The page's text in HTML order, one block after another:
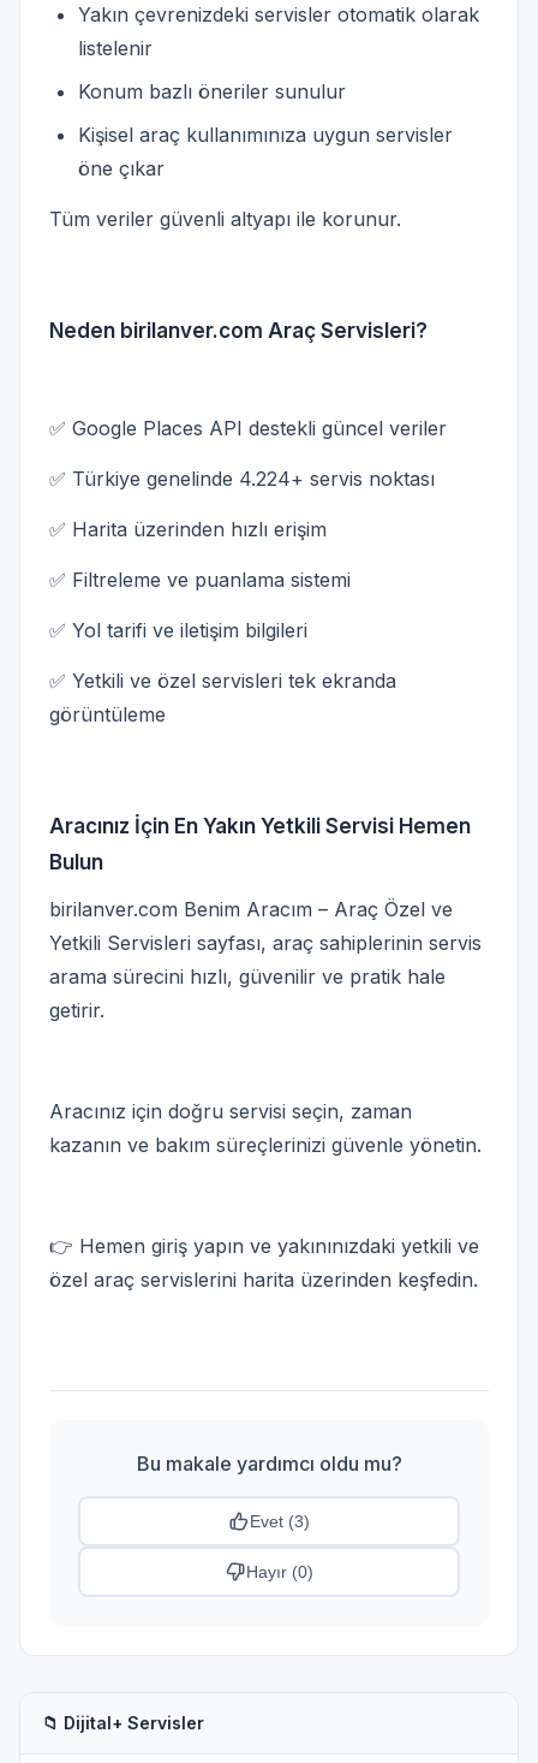
📁 Dijital+ Servisler
Yakın çevrenizdeki servisler otomatik olarak
listelenir
Konum bazlı öneriler sunulur
Kişisel araç kullanımınıza uygun servisler
öne çıkar
Tüm veriler güvenli altyapı ile korunur.
Neden birilanver.com Araç Servisleri?
✅ Google Places API destekli güncel veriler
✅ Türkiye genelinde 4.224+ servis noktası
✅ Harita üzerinden hızlı erişim
✅ Filtreleme ve puanlama sistemi
✅ Yol tarifi ve iletişim bilgileri
✅ Yetkili ve özel servisleri tek ekranda
görüntüleme
Aracınız İçin En Yakın Yetkili Servisi Hemen
Bulun
birilanver.com Benim Aracım – Araç Özel ve
Yetkili Servisleri sayfası, araç sahiplerinin servis
arama sürecini hızlı, güvenilir ve pratik hale
getirir.
Aracınız için doğru servisi seçin, zaman
kazanın ve bakım süreçlerinizi güvenle yönetin.
👉 Hemen giriş yapın ve yakınınızdaki yetkili ve
özel araç servislerini harita üzerinden keşfedin.
Bu makale yardımcı oldu mu?
Evet (3)
Hayır (0)